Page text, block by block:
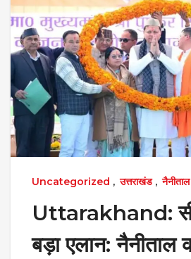
Uncategorized , उत्तराखंड, नैनीताल
Uttarakhand:
बड़ा एलान: नैनीताल